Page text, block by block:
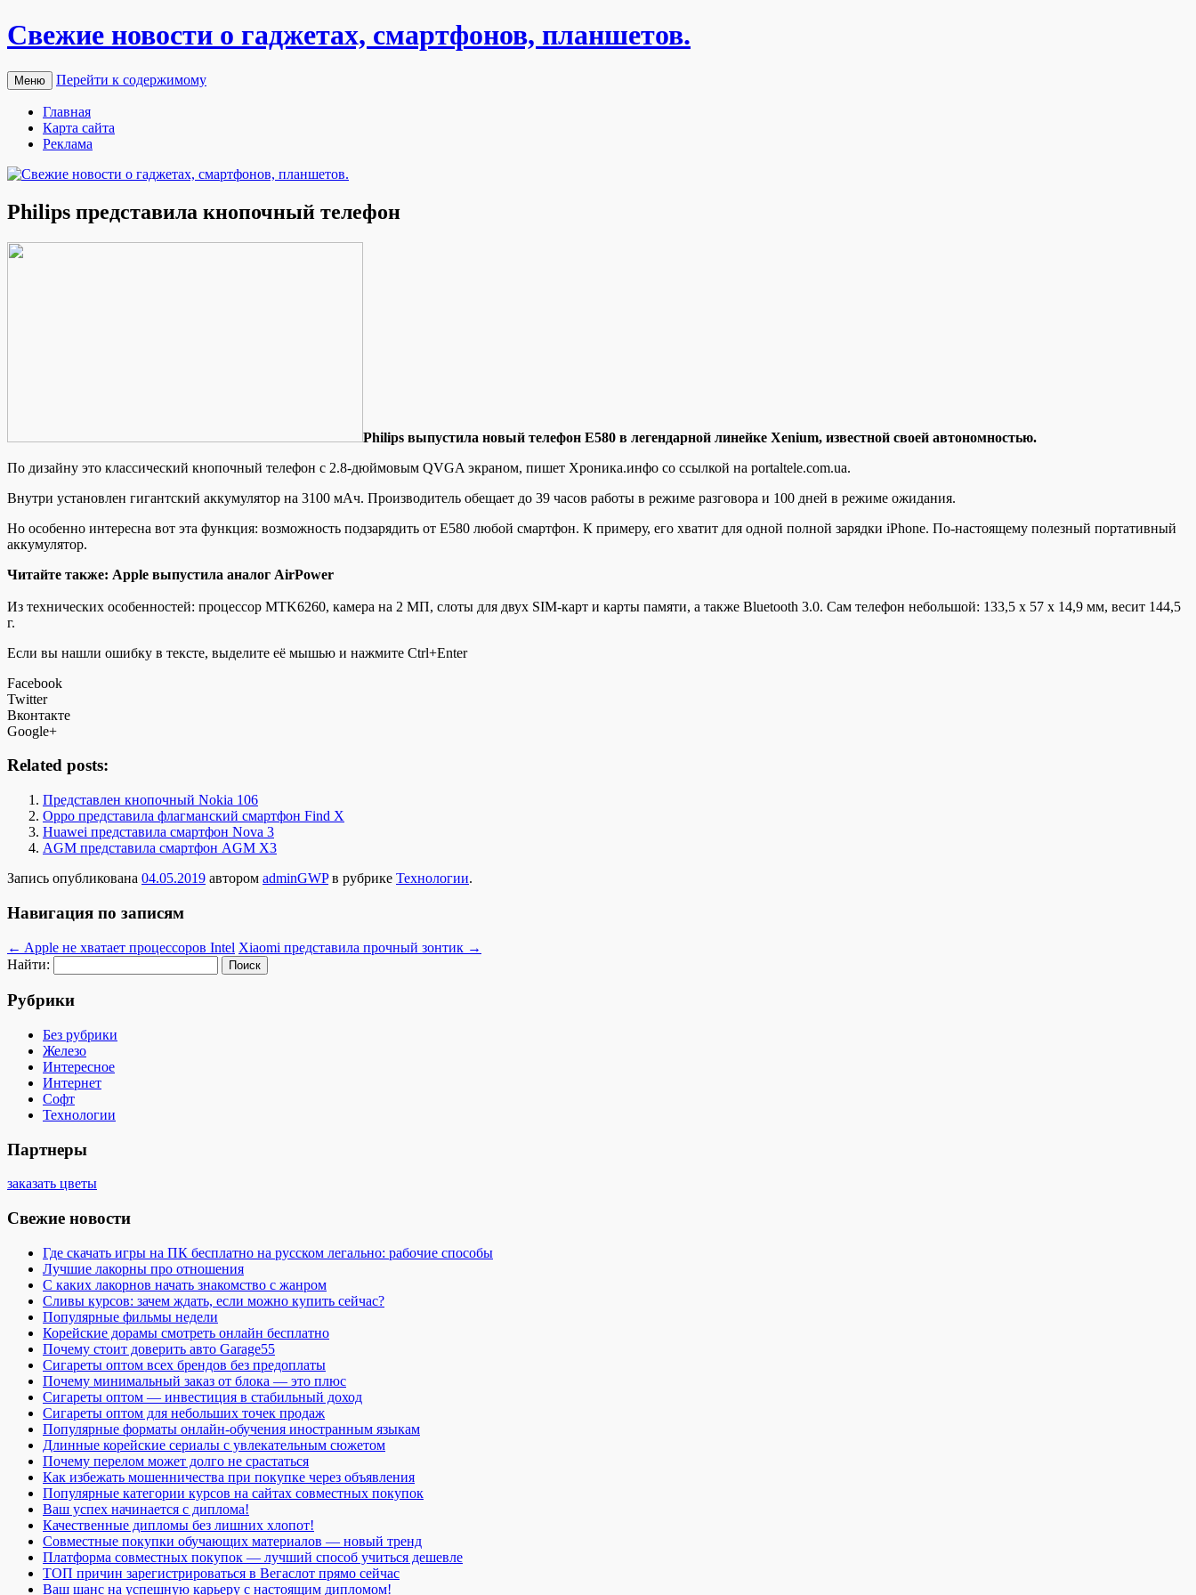
Свежие новости о гаджетах, смартфонов, планшетов.
Меню Перейти к содержимому
Главная
Карта сайта
Реклама
Philips представила кнопочный телефон
Philips выпустилa новый телефон E580 в легендарной линейке Xenium, известной своей автономностью.
По дизайну это классический кнопочный телефон с 2.8-дюймовым QVGA экраном, пишет Хроника.инфо со ссылкой на portaltele.com.ua.
Внутри установлен гигантский аккумулятор на 3100 мАч. Производитель обещает до 39 часов работы в режиме разговора и 100 дней в режиме ожидания.
Но особенно интересна вот эта функция: возможность подзарядить от E580 любой смартфон. К примеру, его хватит для одной полной зарядки iPhone. По-настоящему полезный портативный
аккумулятор.
Читайте также: Apple выпустила аналог AirPower
Из технических особенностей: процессор MTK6260, камера на 2 МП, слоты для двух SIM-карт и карты памяти, а также Bluetooth 3.0. Сам телефон небольшой: 133,5 х 57 х 14,9 мм, весит 144,5
г.
Если вы нашли ошибку в тексте, выделите её мышью и нажмите Ctrl+Enter
Facebook
Twitter
Вконтакте
Google+
Related posts:
Представлен кнопочный Nokia 106
Oppo представила флагманский смартфон Find X
Huawei представила смартфон Nova 3
AGM представила смартфон AGM X3
Запись опубликована 04.05.2019 автором adminGWPв рубрике Технологии.
Навигация по записям
← Apple не хватает процессоров Intel Xiaomi представила прочный зонтик →
Найти:
Рубрики
Без рубрики
Железо
Интересное
Интернет
Софт
Технологии
Партнеры
заказать цветы
Свежие новости
Где скачать игры на ПК бесплатно на русском легально: рабочие способы
Лучшие лакорны про отношения
С каких лакорнов начать знакомство с жанром
Сливы курсов: зачем ждать, если можно купить сейчас?
Популярные фильмы недели
Корейские дорамы смотреть онлайн бесплатно
Почему стоит доверить авто Garage55
Сигареты оптом всех брендов без предоплаты
Почему минимальный заказ от блока — это плюс
Сигареты оптом — инвестиция в стабильный доход
Сигареты оптом для небольших точек продаж
Популярные форматы онлайн-обучения иностранным языкам
Длинные корейские сериалы с увлекательным сюжетом
Почему перелом может долго не срастаться
Как избежать мошенничества при покупке через объявления
Популярные категории курсов на сайтах совместных покупок
Ваш успех начинается с диплома!
Качественные дипломы без лишних хлопот!
Совместные покупки обучающих материалов — новый тренд
Платформа совместных покупок — лучший способ учиться дешевле
ТОП причин зарегистрироваться в Вегаслот прямо сейчас
Ваш шанс на успешную карьеру с настоящим дипломом!